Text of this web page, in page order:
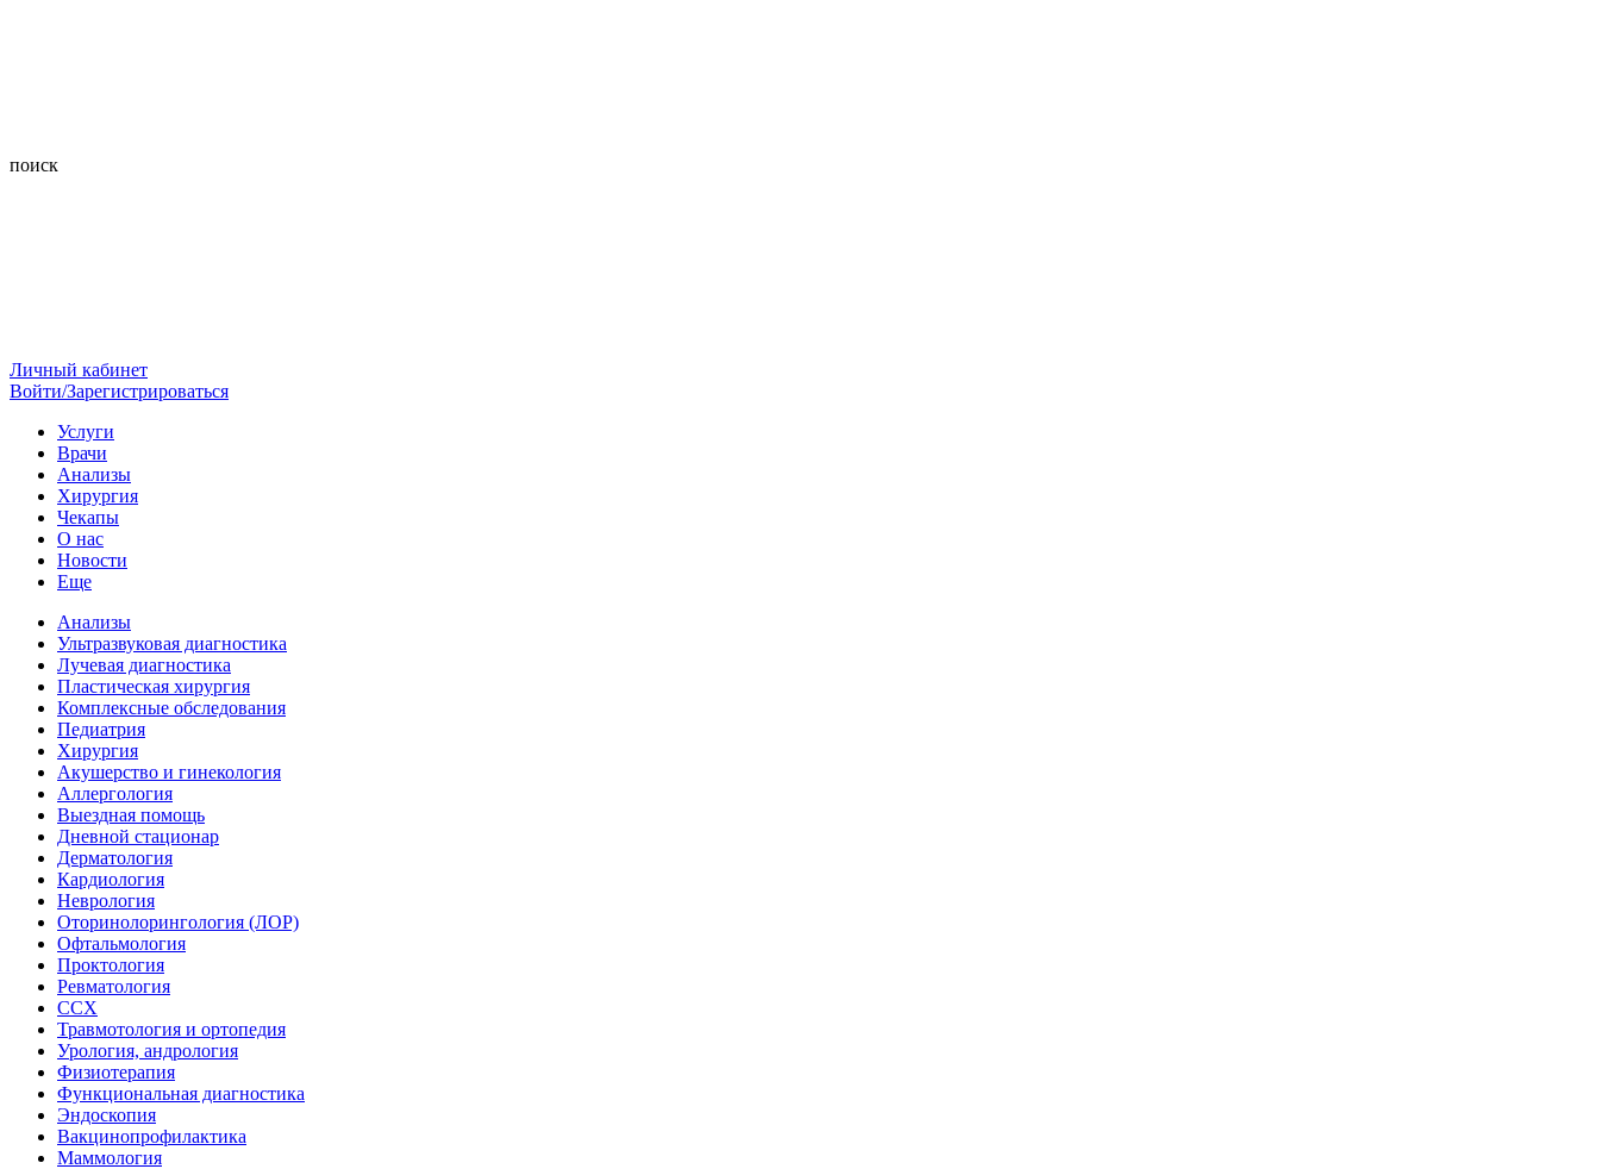
поиск
Личный кабинет
Войти/Зарегистрироваться
Услуги
Врачи
Анализы
Хирургия
Чекапы
О нас
Новости
Еще
Анализы
Ультразвуковая диагностика
Лучевая диагностика
Пластическая хирургия
Комплексные обследования
Педиатрия
Хирургия
Акушерство и гинекология
Аллергология
Выездная помощь
Дневной стационар
Дерматология
Кардиология
Неврология
Оторинолорингология (ЛОР)
Офтальмология
Проктология
Ревматология
ССХ
Травмотология и ортопедия
Урология, андрология
Физиотерапия
Функциональная диагностика
Эндоскопия
Вакцинопрофилактика
Маммология